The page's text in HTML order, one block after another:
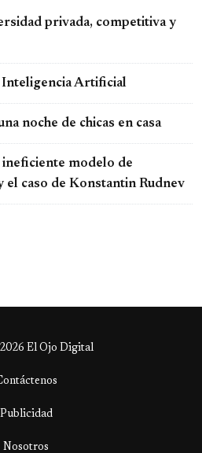
privada, competitiva y
Inteligencia Artificial
noche de chicas en casa
ineficiente modelo de
el caso de Konstantin Rudnev
El Ojo Digital
Publicidad
Nosotros